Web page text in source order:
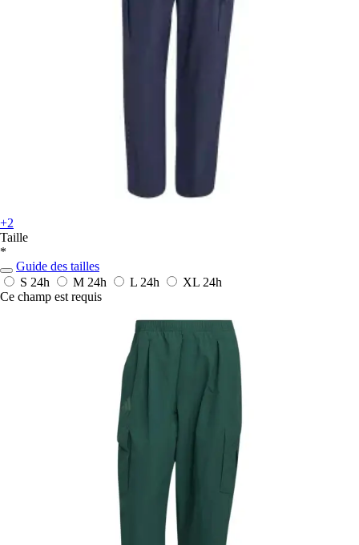
+2
Taille
*
Guide des tailles
S 24h M 24h L 24h XL 24h
Ce champ est requis